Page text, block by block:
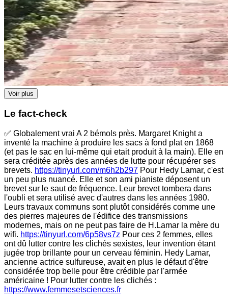
Voir plus
Le fact-check
✅ Globalement vrai A 2 bémols près. Margaret Knight a
inventé la machine à produire les sacs à fond plat en 1868
(et pas le sac en lui-même qui etait produit à la main). Elle en
sera créditée après des années de lutte pour récupérer ses
brevets. https://tinyurl.com/m6h2b297 Pour Hedy Lamar, c'est
un peu plus nuancé. Elle et son ami pianiste déposent un
brevet sur le saut de fréquence. Leur brevet tombera dans
l'oubli et sera utilisé avec d'autres dans les années 1980.
Leurs travaux communs sont plutôt considérés comme une
des pierres majeures de l'édifice des transmissions
modernes, mais on ne peut pas faire de H.Lamar la mère du
wifi. https://tinyurl.com/6p58vs7z Pour ces 2 femmes, elles
ont dû lutter contre les clichés sexistes, leur invention étant
jugée trop brillante pour un cerveau féminin. Hedy Lamar,
ancienne actrice sulfureuse, avait en plus le défaut d'être
considérée trop belle pour être crédible par l'armée
américaine ! Pour lutter contre les clichés :
https://www.femmesetsciences.fr